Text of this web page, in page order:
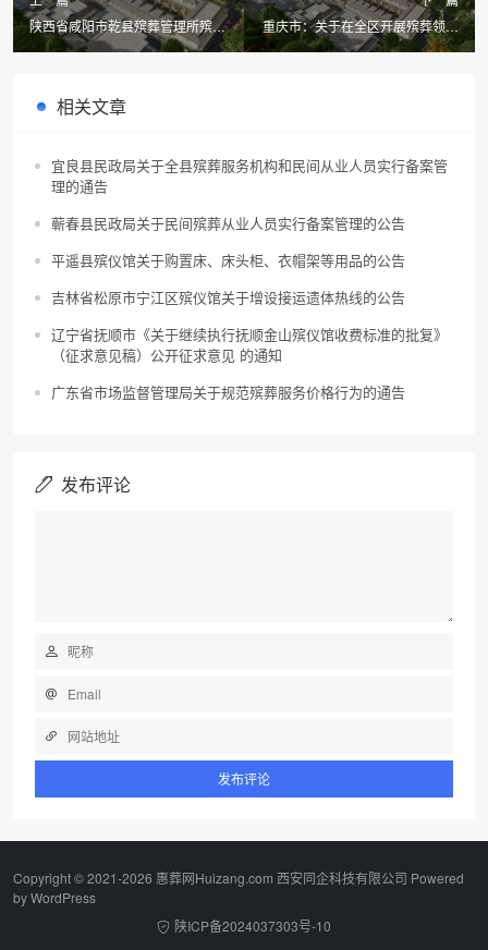
陕西省咸阳市乾县殡葬管理所殡葬
服务、墓位服务价格标准公示
重庆市：关于在全区开展殡葬领域
不正之风和腐败问题集中整治的公
相关文章
宜良县民政局关于全县殡葬服务机构和民间从业人员实行备案管
理的通告
蕲春县民政局关于民间殡葬从业人员实行备案管理的公告
平遥县殡仪馆关于购置床、床头柜、衣帽架等用品的公告
吉林省松原市宁江区殡仪馆关于增设接运遗体热线的公告
辽宁省抚顺市《关于继续执行抚顺金山殡仪馆收费标准的批复》
（征求意见稿）公开征求意见 的通知
广东省市场监督管理局关于规范殡葬服务价格行为的通告
发布评论
Copyright © 2021-2026 惠葬网Huizang.com 西安同企科技有限公司 Powered
byWordPress
陕ICP备2024037303号-10